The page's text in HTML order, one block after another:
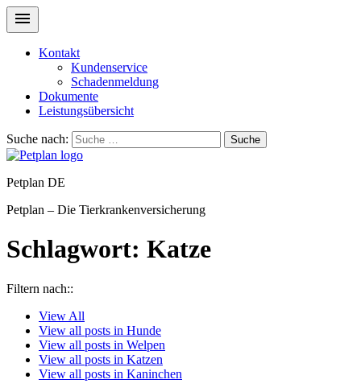
Kontakt
Kundenservice
Schadenmeldung
Dokumente
Leistungsübersicht
Suche nach: Suche
Petplan DE
Petplan – Die Tierkrankenversicherung
Schlagwort: Katze
Filtern nach::
View All
View all posts in Hunde
View all posts in Welpen
View all posts in Katzen
View all posts in Kaninchen